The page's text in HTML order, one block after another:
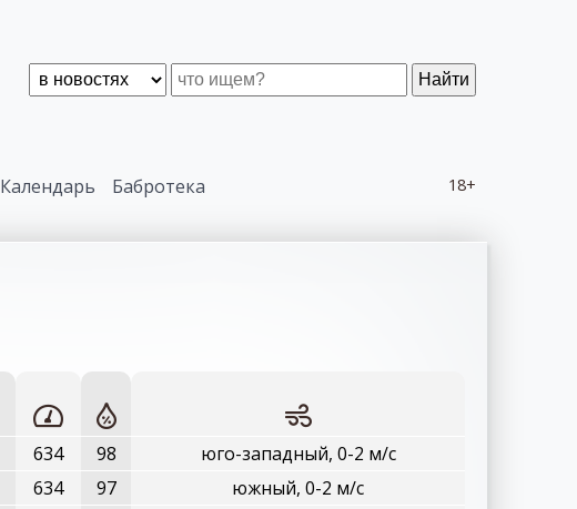
Найти
18+
Календарь Бабротека
634 98
юго-западный, 0-2 м/с
634 97
южный, 0-2 м/с